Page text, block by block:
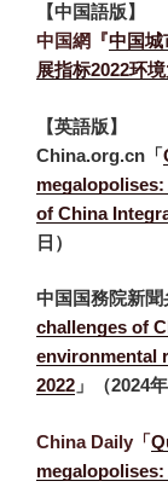
【中国語版】
中国網『中国城
展指标2022环
【英語版】
China.org.cn「
of China
日）
中国国務院新
challenges of
environmental
2022 」（2024
China Daily「